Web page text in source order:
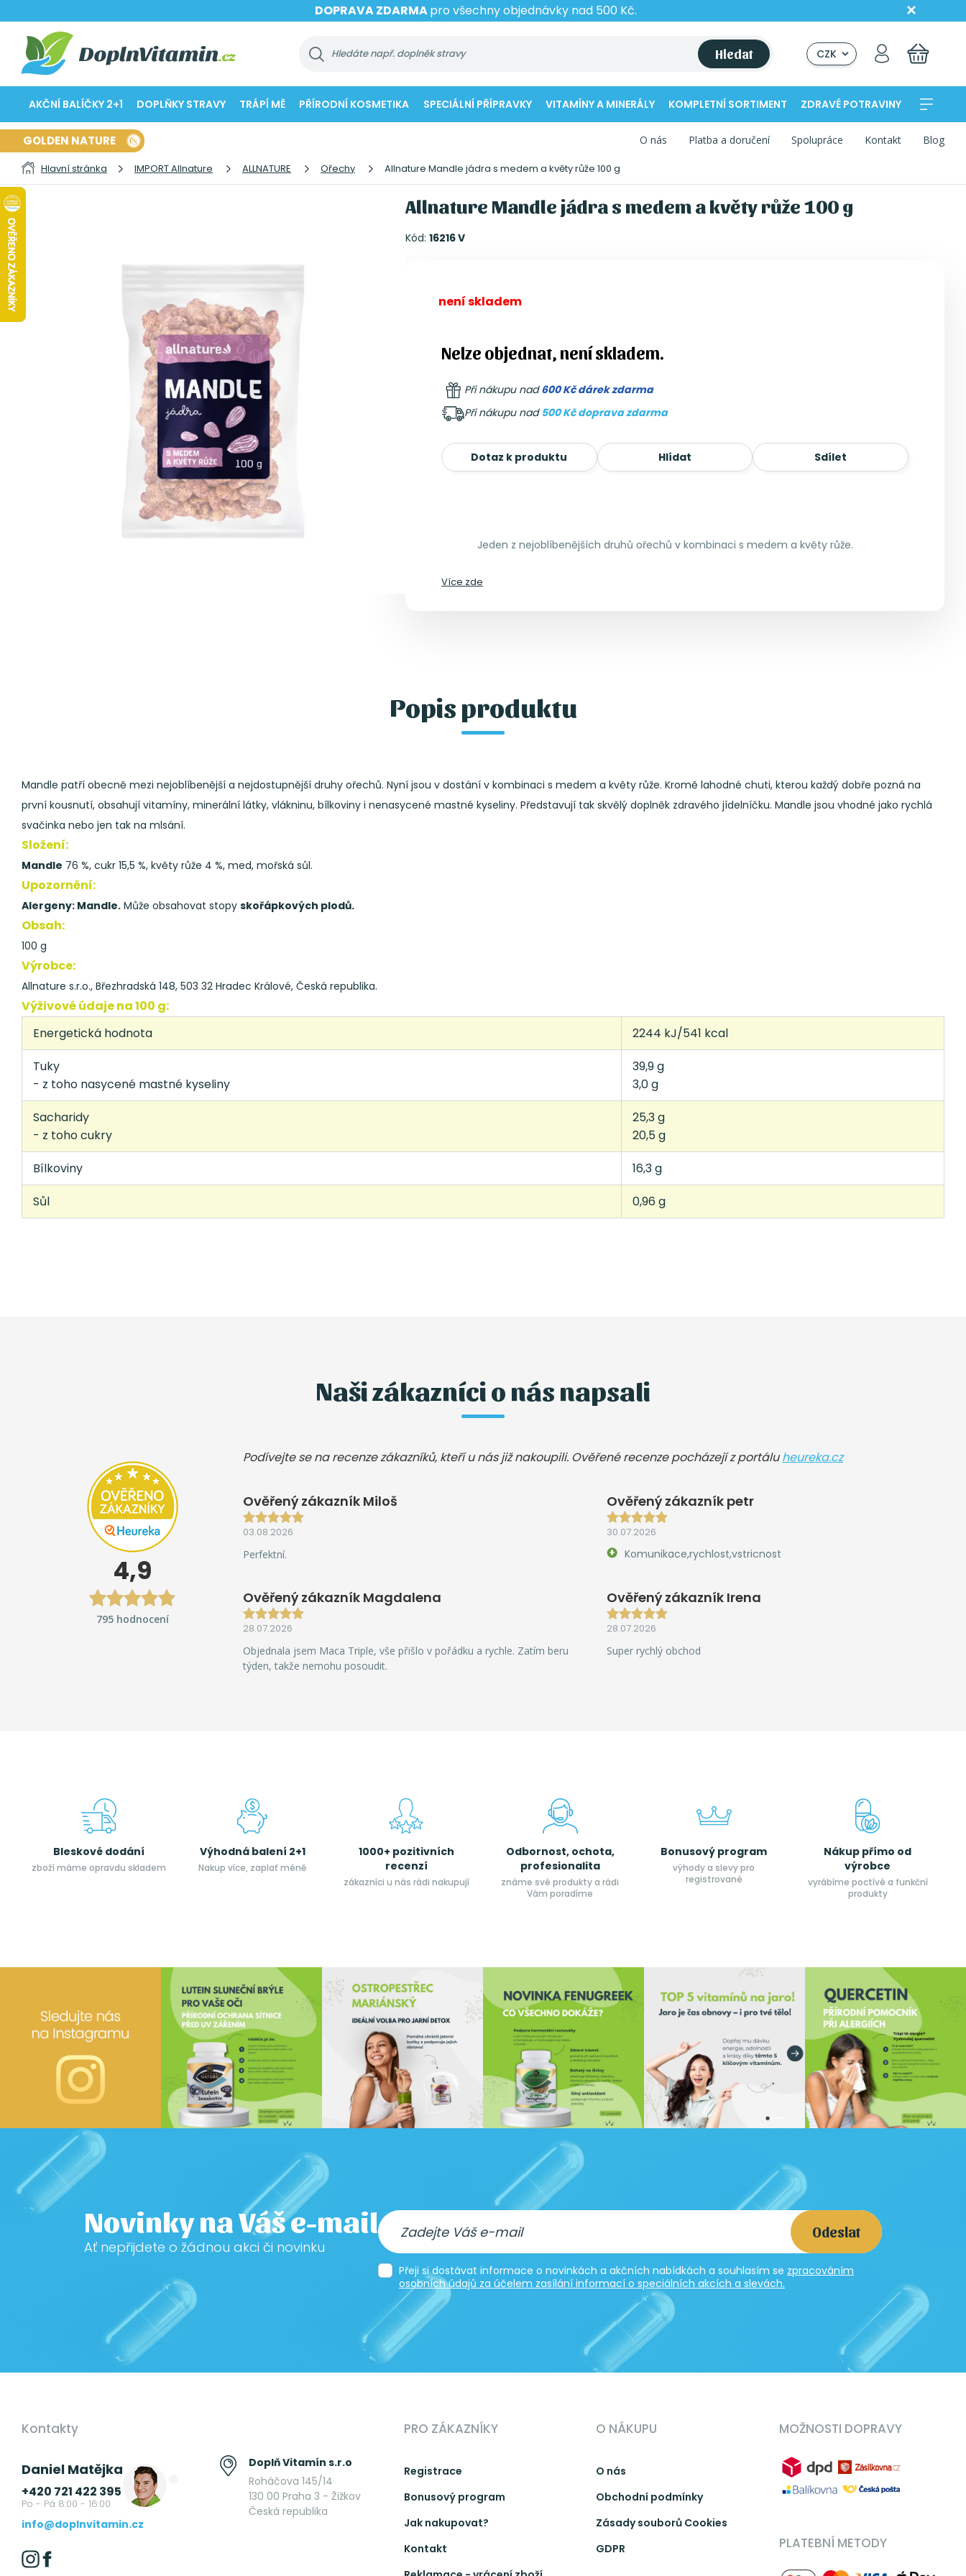
DOPRAVA ZDARMApro všechny objednávky nad 500 Kč.
Hledat CZK
AKČNÍ BALÍČKY 2+1 DOPLŇKY STRAVY TRÁPÍ MĚ PŘÍRODNÍ KOSMETIKA SPECIÁLNÍ PŘÍPRAVKY VITAMÍNY A MINERÁLY KOMPLETNÍ SORTIMENT ZDRAVÉ POTRAVINY
GOLDEN NATURE O nás Platba a doručení Spolupráce Kontakt Blog
Hlavní stránka IMPORT Allnature ALLNATURE Ořechy Allnature Mandle jádra s medem a květy růže 100 g
Allnature Mandle jádra s medem a květy růže 100 g
Kód: 16216 V
není skladem
Nelze objednat, není skladem.
Při nákupu nad600 Kč dárek zdarma
Při nákupu nad 500 Kč doprava zdarma
Dotaz k produktu Hlídat Sdílet
Jeden z nejoblíbenějších druhů ořechů v kombinaci s medem a květy růže.
Více zde
Popis produktu
Mandle patří obecně mezi nejoblíbenější a nejdostupnější druhy ořechů. Nyní jsou v dostání v kombinaci s medem a květy růže. Kromě lahodné chuti, kterou každý dobře pozná na
první kousnutí, obsahují vitamíny, minerální látky, vlákninu, bílkoviny i nenasycené mastné kyseliny. Představují tak skvělý doplněk zdravého jídelníčku. Mandle jsou vhodné jako rychlá
svačinka nebo jen tak na mlsání.
Složení:
Mandle 76 %, cukr 15,5 %, květy růže 4 %, med, mořská sůl.
Upozornění:
Alergeny: Mandle. Může obsahovat stopy skořápkových plodů.
Obsah:
100 g
Výrobce:
Allnature s.r.o., Březhradská 148, 503 32 Hradec Králové, Česká republika.
Výživové údaje na 100 g:
Energetická hodnota
2244 kJ/541 kcal
Tuky
- z toho nasycené mastné kyseliny
39,9 g
3,0 g
Sacharidy
- z toho cukry
25,3 g
20,5 g
Bílkoviny
16,3 g
Sůl
0,96 g
Naši zákazníci o nás napsali
4,9
795 hodnocení
Podívejte se na recenze zákazníků, kteří u nás již nakoupili. Ověřené recenze pocházejí z portáluheureka.cz
Ověřený zákazník Miloš
03.08.2026
Perfektní.
Ověřený zákazník petr
30.07.2026
Komunikace,rychlost,vstricnost
Ověřený zákazník Magdalena
28.07.2026
Objednala jsem Maca Triple, vše přišlo v pořádku a rychle. Zatím beru
týden, takže nemohu posoudit.
Ověřený zákazník Irena
28.07.2026
Super rychlý obchod
Bleskové dodání
zboží máme opravdu skladem
Výhodná balení 2+1
Nakup více, zaplať méně
1000+ pozitivních
recenzí
zákazníci u nás rádi nakupují
Odbornost, ochota,
profesionalita
známe své produkty a rádi
Vám poradíme
Bonusový program
výhody a slevy pro
registrované
Nákup přímo od
výrobce
vyrábíme poctívé a funkční
produkty
Novinky na Váš e-mail
Ať nepřijdete o žádnou akci či novinku
Odeslat
Přeji si dostávat informace o novinkách a akčních nabídkách a souhlasím se zpracováním
osobních údajů za účelem zasílání informací o speciálních akcích a slevách.
Kontakty
Daniel Matějka
+420 721 422 395
Po - Pá 8:00 - 16:00
info@doplnvitamin.cz
Doplň Vitamín s.r.o
Roháčova 145/14
130 00 Praha 3 - Žižkov
Česká republika
PRO ZÁKAZNÍKY
Registrace
Bonusový program
Jak nakupovat?
Kontakt
O NÁKUPU
O nás
Obchodní podmínky
Zásady souborů Cookies
GDPR
MOŽNOSTI DOPRAVY
PLATEBNÍ METODY